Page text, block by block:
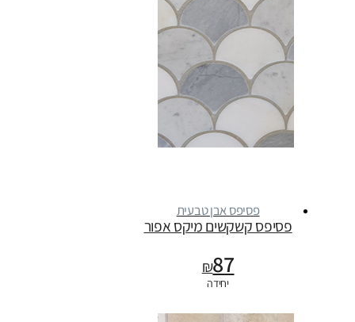
פסיפס אבן טבעית
פסיפס קשקשים מיקס אפור
₪87
יחידה